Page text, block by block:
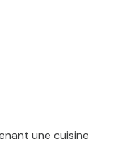
une cuisine